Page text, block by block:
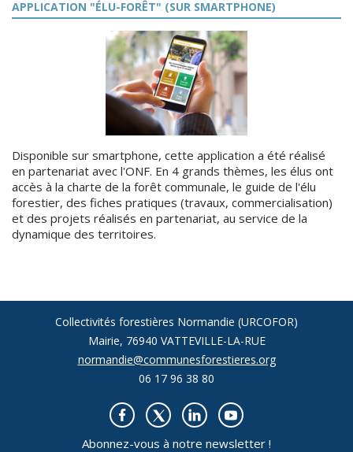
APPLICATION "ÉLU-FORÊT" (SUR SMARTPHONE)
Disponible sur smartphone, cette application a été réalisé
en partenariat avec l'ONF. En 4 grands thèmes, les élus ont
accès à la charte de la forêt communale, le guide de l'élu
forestier, des fiches pratiques (travaux, commercialisation)
et des projets réalisés en partenariat, au service de la
dynamique des territoires.
Collectivités forestières Normandie (URCOFOR)
Mairie, 76940 VATTEVILLE-LA-RUE
normandie@communesforestieres.org
06 17 96 38 80
Abonnez-vous à notre newsletter !